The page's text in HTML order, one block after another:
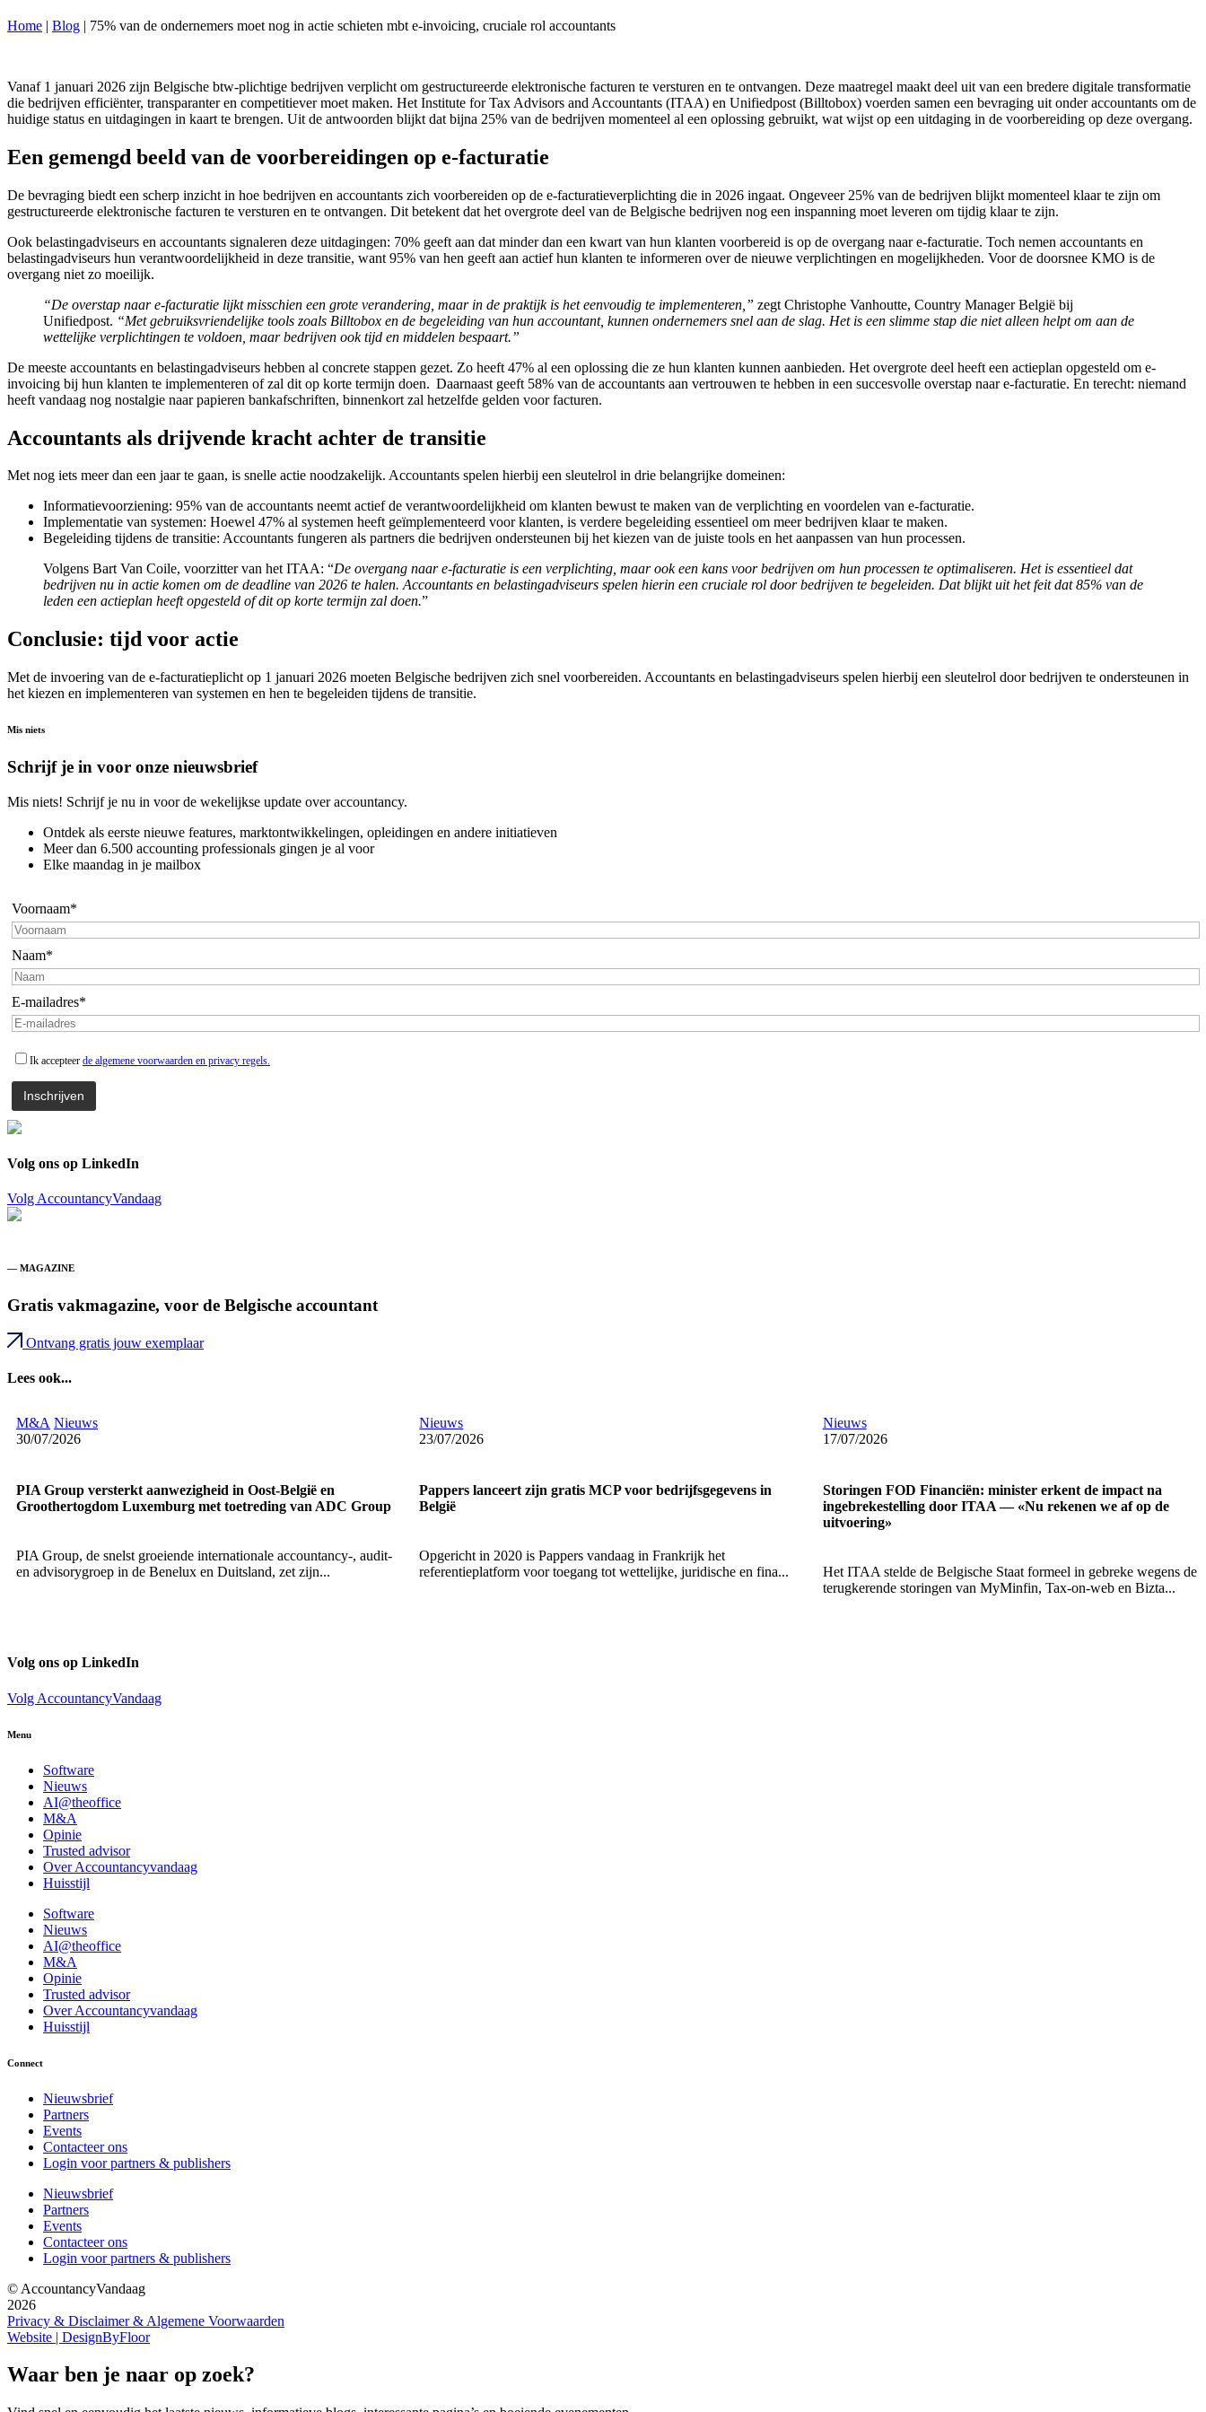
Home | Blog | 75% van de ondernemers moet nog in actie schieten mbt e-invoicing, cruciale rol accountants
Vanaf 1 januari 2026 zijn Belgische btw-plichtige bedrijven verplicht om gestructureerde elektronische facturen te versturen en te ontvangen. Deze maatregel maakt deel uit van een bredere digitale transformatie
die bedrijven efficiënter, transparanter en competitiever moet maken. Het Institute for Tax Advisors and Accountants (ITAA) en Unifiedpost (Billtobox) voerden samen een bevraging uit onder accountants om de
huidige status en uitdagingen in kaart te brengen. Uit de antwoorden blijkt dat bijna 25% van de bedrijven momenteel al een oplossing gebruikt, wat wijst op een uitdaging in de voorbereiding op deze overgang.
Een gemengd beeld van de voorbereidingen op e-facturatie
De bevraging biedt een scherp inzicht in hoe bedrijven en accountants zich voorbereiden op de e-facturatieverplichting die in 2026 ingaat. Ongeveer 25% van de bedrijven blijkt momenteel klaar te zijn om
gestructureerde elektronische facturen te versturen en te ontvangen. Dit betekent dat het overgrote deel van de Belgische bedrijven nog een inspanning moet leveren om tijdig klaar te zijn.
Ook belastingadviseurs en accountants signaleren deze uitdagingen: 70% geeft aan dat minder dan een kwart van hun klanten voorbereid is op de overgang naar e-facturatie. Toch nemen accountants en
belastingadviseurs hun verantwoordelijkheid in deze transitie, want 95% van hen geeft aan actief hun klanten te informeren over de nieuwe verplichtingen en mogelijkheden. Voor de doorsnee KMO is de
overgang niet zo moeilijk.
“De overstap naar e-facturatie lijkt misschien een grote verandering, maar in de praktijk is het eenvoudig te implementeren,” zegt Christophe Vanhoutte, Country Manager België bij
Unifiedpost. “Met gebruiksvriendelijke tools zoals Billtobox en de begeleiding van hun accountant, kunnen ondernemers snel aan de slag. Het is een slimme stap die niet alleen helpt om aan de
wettelijke verplichtingen te voldoen, maar bedrijven ook tijd en middelen bespaart.”
De meeste accountants en belastingadviseurs hebben al concrete stappen gezet. Zo heeft 47% al een oplossing die ze hun klanten kunnen aanbieden. Het overgrote deel heeft een actieplan opgesteld om e-
invoicing bij hun klanten te implementeren of zal dit op korte termijn doen. Daarnaast geeft 58% van de accountants aan vertrouwen te hebben in een succesvolle overstap naar e-facturatie. En terecht: niemand
heeft vandaag nog nostalgie naar papieren bankafschriften, binnenkort zal hetzelfde gelden voor facturen.
Accountants als drijvende kracht achter de transitie
Met nog iets meer dan een jaar te gaan, is snelle actie noodzakelijk. Accountants spelen hierbij een sleutelrol in drie belangrijke domeinen:
Informatievoorziening: 95% van de accountants neemt actief de verantwoordelijkheid om klanten bewust te maken van de verplichting en voordelen van e-facturatie.
Implementatie van systemen: Hoewel 47% al systemen heeft geïmplementeerd voor klanten, is verdere begeleiding essentieel om meer bedrijven klaar te maken.
Begeleiding tijdens de transitie: Accountants fungeren als partners die bedrijven ondersteunen bij het kiezen van de juiste tools en het aanpassen van hun processen.
Volgens Bart Van Coile, voorzitter van het ITAA: “De overgang naar e-facturatie is een verplichting, maar ook een kans voor bedrijven om hun processen te optimaliseren. Het is essentieel dat
bedrijven nu in actie komen om de deadline van 2026 te halen. Accountants en belastingadviseurs spelen hierin een cruciale rol door bedrijven te begeleiden. Dat blijkt uit het feit dat 85% van de
leden een actieplan heeft opgesteld of dit op korte termijn zal doen.”
Conclusie: tijd voor actie
Met de invoering van de e-facturatieplicht op 1 januari 2026 moeten Belgische bedrijven zich snel voorbereiden. Accountants en belastingadviseurs spelen hierbij een sleutelrol door bedrijven te ondersteunen in
het kiezen en implementeren van systemen en hen te begeleiden tijdens de transitie.
Mis niets
Schrijf je in voor onze nieuwsbrief
Mis niets! Schrijf je nu in voor de wekelijkse update over accountancy.
Ontdek als eerste nieuwe features, marktontwikkelingen, opleidingen en andere initiatieven
Meer dan 6.500 accounting professionals gingen je al voor
Elke maandag in je mailbox
Voornaam*
Naam*
E-mailadres*
Ik accepteer de algemene voorwaarden en privacy regels.
Volg ons op LinkedIn
Volg AccountancyVandaag
— MAGAZINE
Gratis vakmagazine, voor de Belgische accountant
Ontvang gratis jouw exemplaar
Lees ook...
M&A Nieuws
30/07/2026
PIA Group versterkt aanwezigheid in Oost-België en
Groothertogdom Luxemburg met toetreding van ADC Group
PIA Group, de snelst groeiende internationale accountancy-, audit-
en advisorygroep in de Benelux en Duitsland, zet zijn...
Nieuws
23/07/2026
Pappers lanceert zijn gratis MCP voor bedrijfsgegevens in
België
Opgericht in 2020 is Pappers vandaag in Frankrijk het
referentieplatform voor toegang tot wettelijke, juridische en fina...
Nieuws
17/07/2026
Storingen FOD Financiën: minister erkent de impact na
ingebrekestelling door ITAA — «Nu rekenen we af op de
uitvoering»
Het ITAA stelde de Belgische Staat formeel in gebreke wegens de
terugkerende storingen van MyMinfin, Tax-on-web en Bizta...
Volg ons op LinkedIn
Volg AccountancyVandaag
Menu
Software
Nieuws
AI@theoffice
M&A
Opinie
Trusted advisor
Over Accountancyvandaag
Huisstijl
Software
Nieuws
AI@theoffice
M&A
Opinie
Trusted advisor
Over Accountancyvandaag
Huisstijl
Connect
Nieuwsbrief
Partners
Events
Contacteer ons
Login voor partners & publishers
Nieuwsbrief
Partners
Events
Contacteer ons
Login voor partners & publishers
© AccountancyVandaag
2026
Privacy & Disclaimer & Algemene Voorwaarden
Website | DesignByFloor
Waar ben je naar op zoek?